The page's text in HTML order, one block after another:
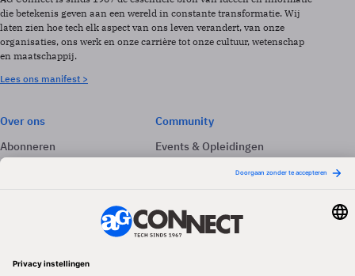
die betekenis geven aan een wereld in constante transformatie. Wij
laten zien hoe tech elk aspect van ons leven verandert, van onze
organisaties, ons werk en onze carrière tot onze cultuur, wetenschap
en maatschappij.
Lees ons manifest >
Over ons
Abonneren
Adverteren
Community
Events & Opleidingen
Volg ons